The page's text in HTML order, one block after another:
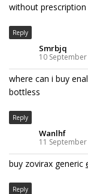
without prescription
Reply
Smrbjq
10
where can i buy
bottless
Reply
Wanlhf
11
buy zovirax generic
Reply